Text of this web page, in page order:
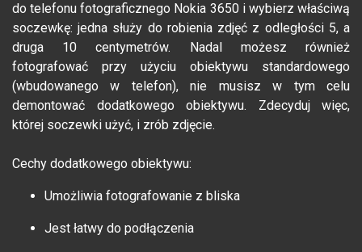
do telefonu fotograficznego Nokia 3650 i wybierz właściwą
soczewkę: jedna służy do robienia zdjęć z odległości 5, a
druga 10 centymetrów. Nadal możesz również
fotografować przy użyciu obiektywu standardowego
(wbudowanego w telefon), nie musisz w tym celu
demontować dodatkowego obiektywu. Zdecyduj więc,
której soczewki użyć, i zrób zdjęcie.
Cechy dodatkowego obiektywu:
Umożliwia fotografowanie z bliska
Jest łatwy do podłączenia